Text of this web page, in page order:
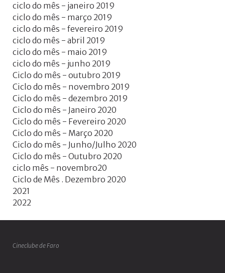
ciclo do mês - janeiro 2019
ciclo do mês - março 2019
ciclo do mês - fevereiro 2019
ciclo do mês - abril 2019
ciclo do mês - maio 2019
ciclo do mês - junho 2019
Ciclo do mês - outubro 2019
Ciclo do mês - novembro 2019
Ciclo do mês - dezembro 2019
Ciclo do mês - Janeiro 2020
Ciclo do mês - Fevereiro 2020
Ciclo do mês - Março 2020
Ciclo do mês - Junho/Julho 2020
Ciclo do mês - Outubro 2020
ciclo mês - novembro20
Ciclo de Mês . Dezembro 2020
2021
2022
Cineclube de Faro